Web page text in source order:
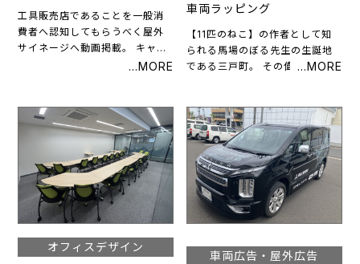
工具販売店であることを一般消
費者へ認知してもらうべく屋外
サイネージへ動画掲載。 キャラ
クターを使うことでアニメーシ
絶賛放映中！
車両ラッピング
【11匹のねこ】の作者として知
られる馬場のぼる先生の生誕地
である三戸町。 その偉業を称
のラッピングを施しました。 こ
のラッピングバスやラッピング
電車を利用したツアーには、遠
く九州からも参加者が訪れ、全
国のファンの皆さまから大変ご
好評をいただいております。
オフィスデザイン
車両広告・屋外広告